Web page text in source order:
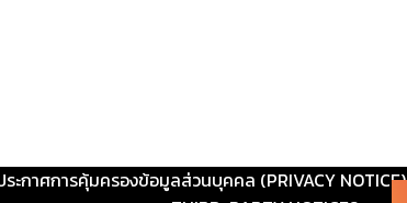
ระกาศการคุ้มครองข้อมูลส่วนบุคคล (PRIVACY NOTICE)